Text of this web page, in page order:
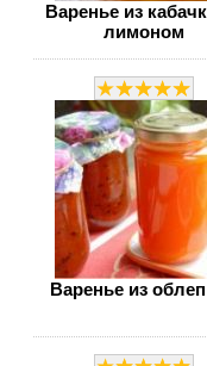
Варенье из
лимоном
Варенье из